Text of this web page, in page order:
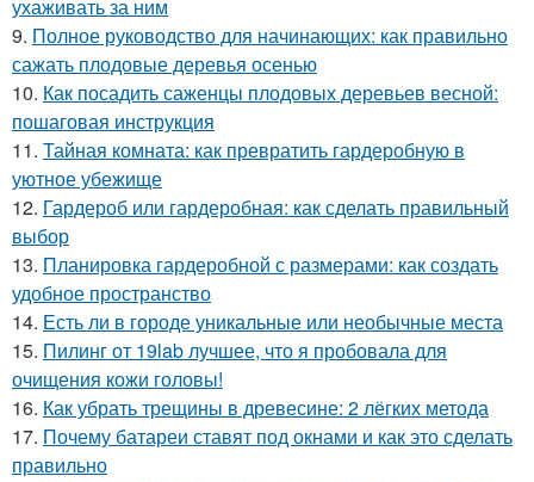
ухаживать за ним
9. Полное руководство для начинающих: как правильно
сажать плодовые деревья осенью
10. Как посадить саженцы плодовых деревьев весной:
пошаговая инструкция
11. Тайная комната: как превратить гардеробную в
уютное убежище
12. Гардероб или гардеробная: как сделать правильный
выбор
13. Планировка гардеробной с размерами: как создать
удобное пространство
14. Есть ли в городе уникальные или необычные места
15. Пилинг от 19lab лучшее, что я пробовала для
очищения кожи головы!
16. Как убрать трещины в древесине: 2 лёгких метода
17. Почему батареи ставят под окнами и как это сделать
правильно